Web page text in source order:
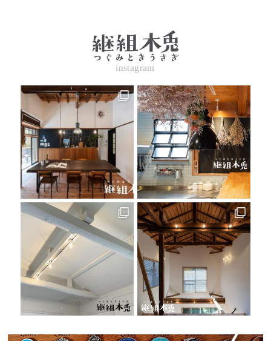
instagram